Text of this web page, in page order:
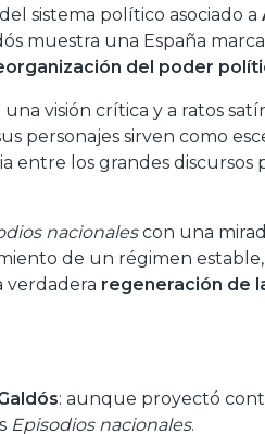
sistema político asociado a
muestra una España
del poder
visión crítica y a ratos
personajes sirven como
entre los grandes discursos
nacionalescon una
de un régimen
verdadera regeneración de
: aunque proyectó
Episodios nacionales.